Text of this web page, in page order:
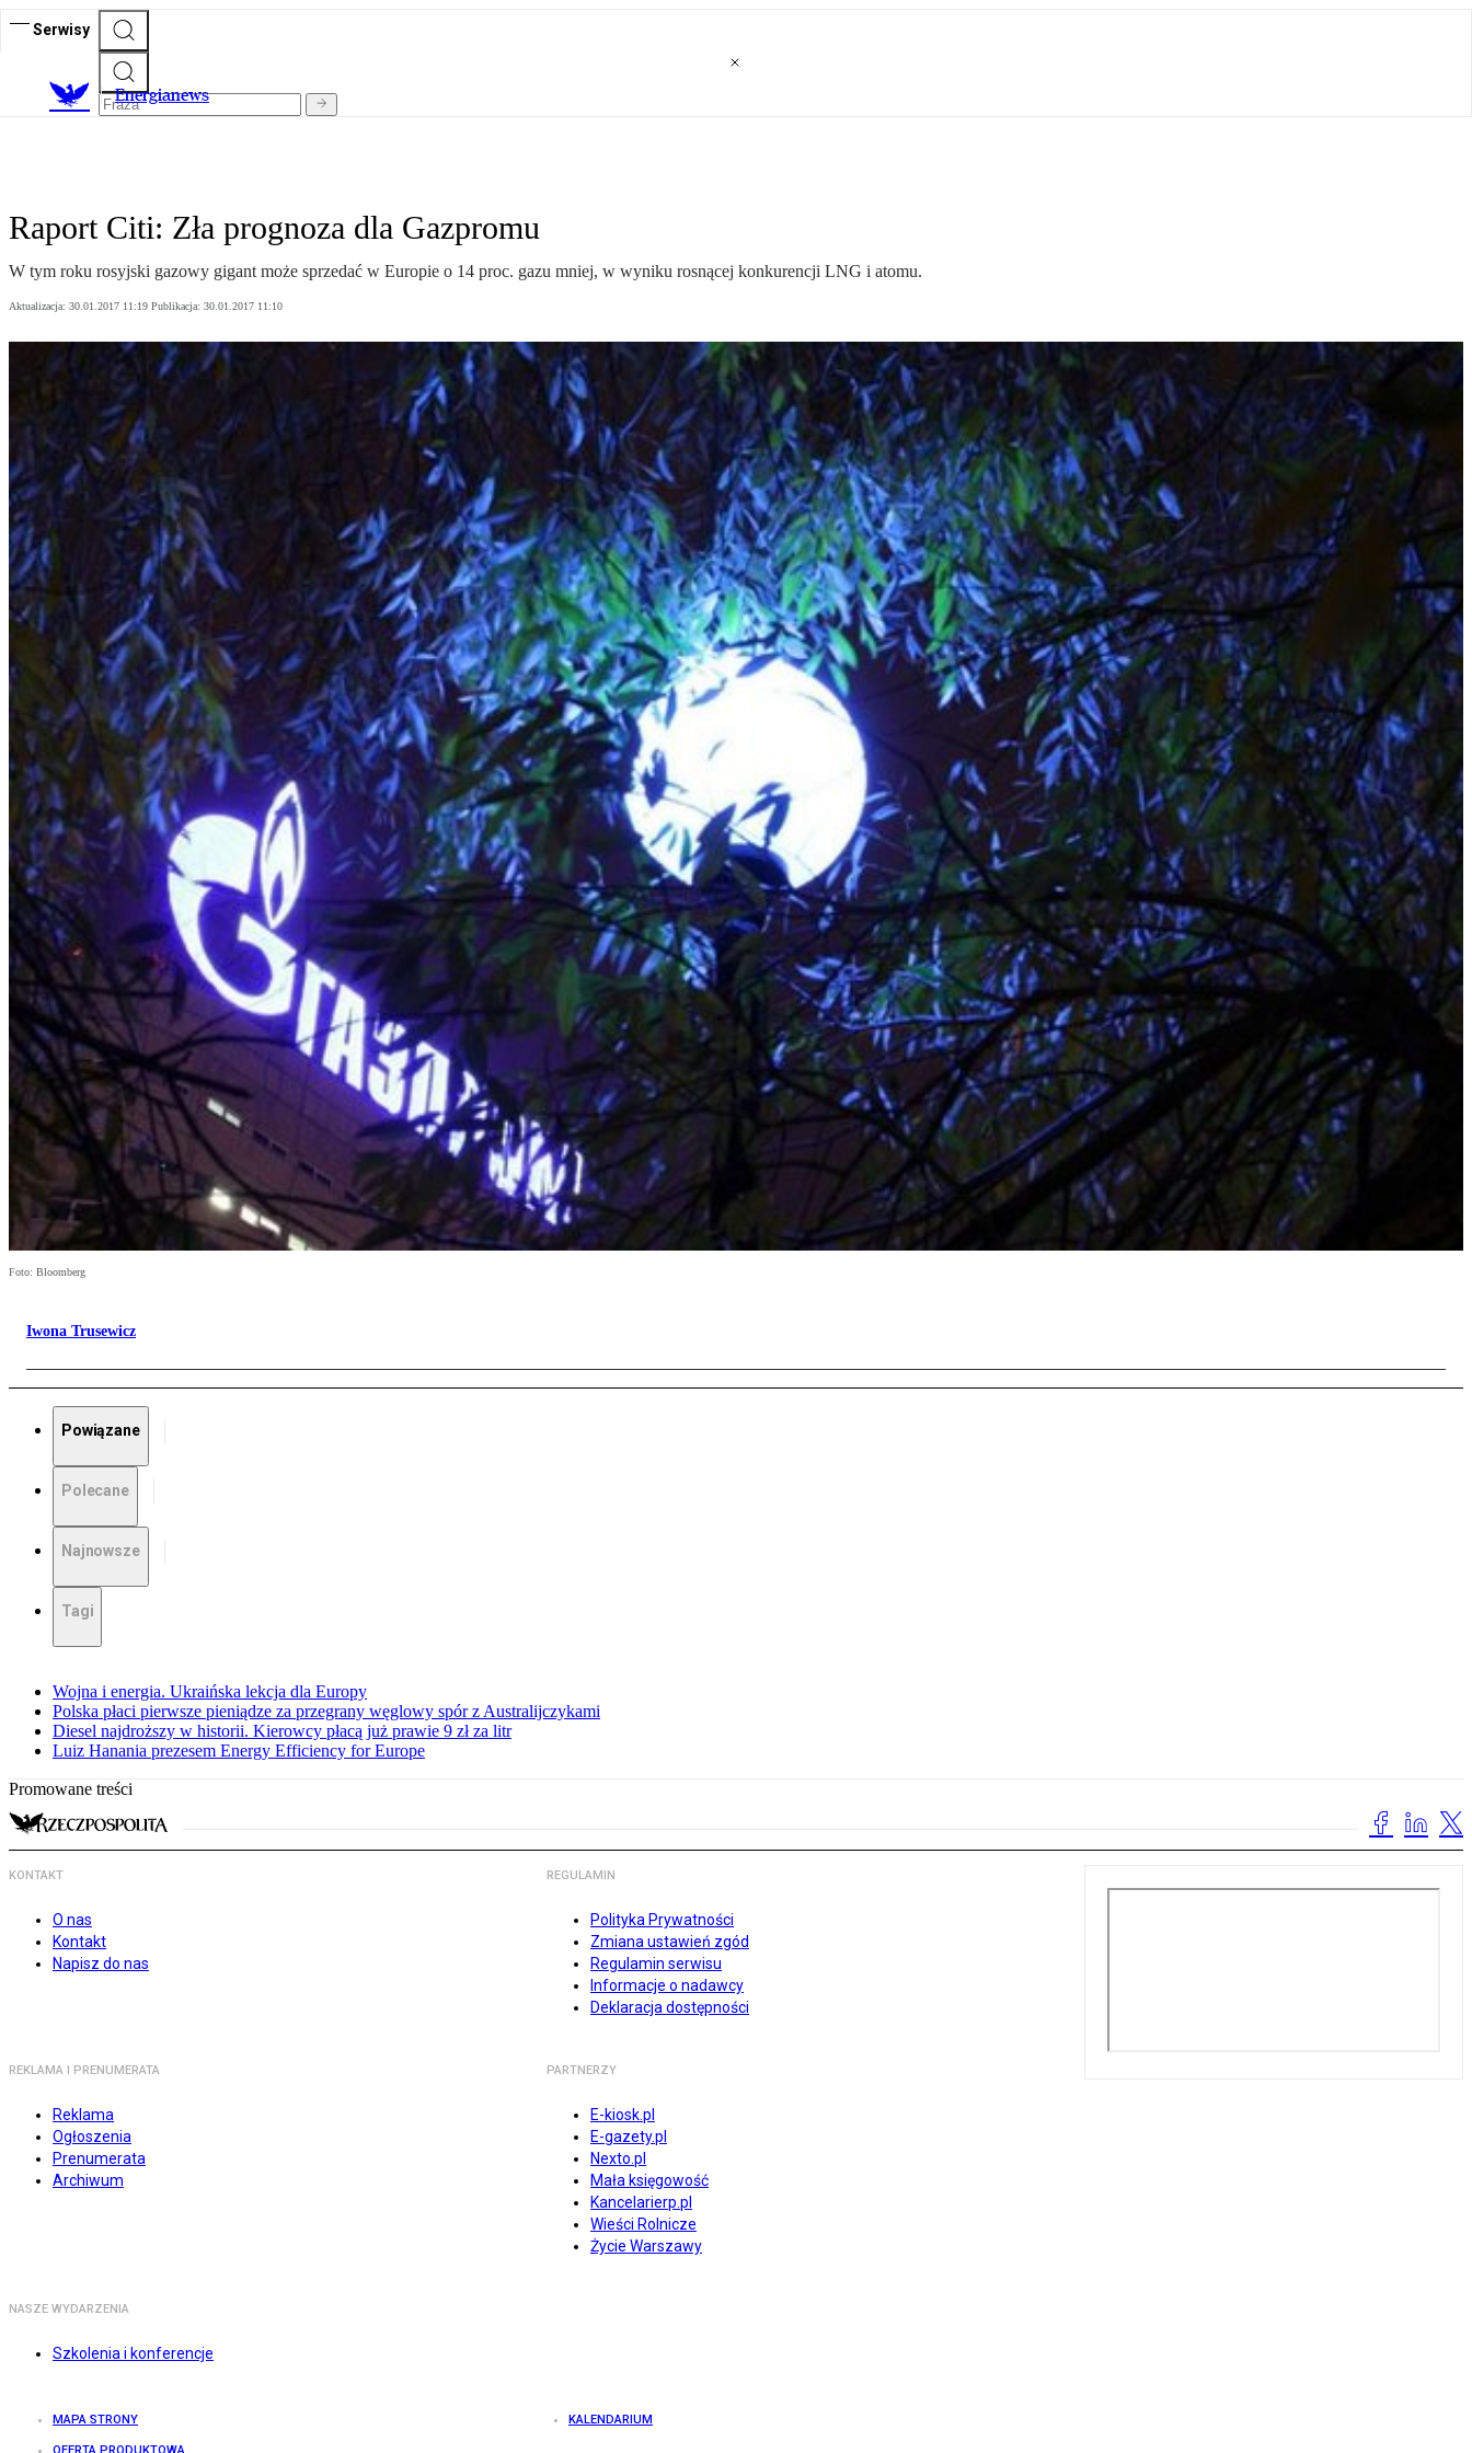
Serwisy
Energianews
Raport Citi: Zła prognoza dla Gazpromu
W tym roku rosyjski gazowy gigant może sprzedać w Europie o 14 proc. gazu mniej, w wyniku rosnącej konkurencji LNG i atomu.
Aktualizacja: 30.01.2017 11:19 Publikacja: 30.01.2017 11:10
Foto: Bloomberg
Iwona Trusewicz
Powiązane
Polecane
Najnowsze
Tagi
Wojna i energia. Ukraińska lekcja dla Europy
Polska płaci pierwsze pieniądze za przegrany węglowy spór z Australijczykami
Diesel najdroższy w historii. Kierowcy płacą już prawie 9 zł za litr
Luiz Hanania prezesem Energy Efficiency for Europe
Promowane treści
KONTAKT
O nas
Kontakt
Napisz do nas
REGULAMIN
Polityka Prywatności
Zmiana ustawień zgód
Regulamin serwisu
Informacje o nadawcy
Deklaracja dostępności
REKLAMA I PRENUMERATA
Reklama
Ogłoszenia
Prenumerata
Archiwum
PARTNERZY
E-kiosk.pl
E-gazety.pl
Nexto.pl
Mała księgowość
Kancelarierp.pl
Wieści Rolnicze
Życie Warszawy
NASZE WYDARZENIA
Szkolenia i konferencje
MAPA STRONY KALENDARIUM